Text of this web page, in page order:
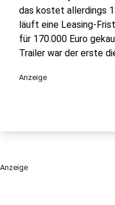
das kostet allerdings
läuft eine Leasing-
für 170.000 Euro
Trailer war der erste
Anzeige
Anzeige